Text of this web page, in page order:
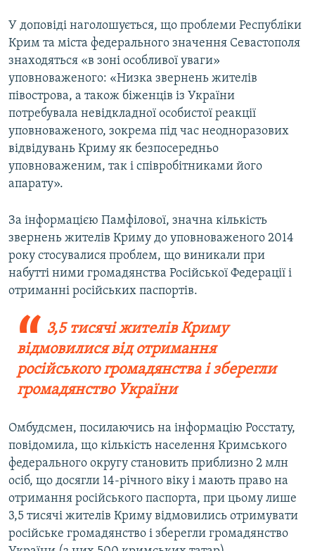
У доповіді наголошується, що проблеми Республіки
Крим та міста федерального значення Севастополя
знаходяться «в зоні особливої уваги»
уповноваженого: «Низка звернень жителів
півострова, а також біженців із України
потребувала невідкладної особистої реакції
уповноваженого, зокрема під час неодноразових
відвідувань Криму як безпосередньо
уповноваженим, так і співробітниками його
апарату».
За інформацією Памфілової, значна кількість
звернень жителів Криму до уповноваженого 2014
року стосувалися проблем, що виникали при
набутті ними громадянства Російської Федерації і
отриманні російських паспортів.
3,5 тисячі жителів Криму
відмовилися від отримання
російського громадянства і зберегли
громадянство України
Омбудсмен, посилаючись на інформацію Росстату,
повідомила, що кількість населення Кримського
федерального округу становить приблизно 2 млн
осіб, що досягли 14-річного віку і мають право на
отримання російського паспорта, при цьому лише
3,5 тисячі жителів Криму відмовились отримувати
російське громадянство і зберегли громадянство